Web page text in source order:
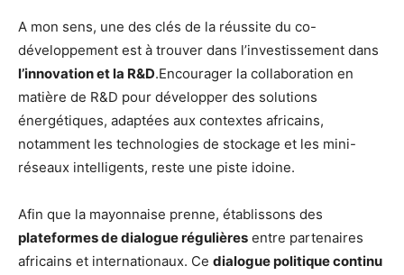
A mon sens, une des clés de la réussite du co-
développement est à trouver dans l’investissement dans
l’innovation et la R&D.Encourager la collaboration en
matière de R&D pour développer des solutions
énergétiques, adaptées aux contextes africains,
notamment les technologies de stockage et les mini-
réseaux intelligents, reste une piste idoine.
Afin que la mayonnaise prenne, établissons des
plateformes de dialogue régulières entre partenaires
africains et internationaux. Ce dialogue politique continu